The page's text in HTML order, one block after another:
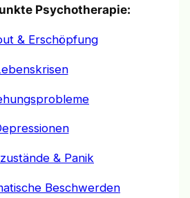
Psychotherapie:
& Erschöpfung
& Panik
Beschwerden